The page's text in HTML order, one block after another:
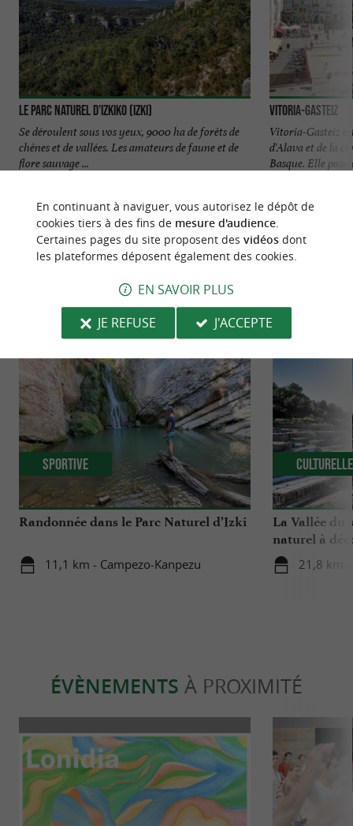
Le Parc Naturel d’Izkiko (Izki)
Se déroulent sous vos yeux, 9000 ha de forêts de
chênes et de vallées. Les amateurs de faune et de
flore sauvage ...
Vitoria-Gasteiz
Vitoria-Gasteiz
d'Alava et de la
Basque. Elle
NOUS AVONS TESTÉPOUR VOUS
Randonnée dans le Parc Naturel d’Izki
11,1 km - Campezo-Kanpezu
Sportive
La Vallée du
naturel à
21,8 km
Culturelle
ÉVÈNEMENTS À PROXIMITÉ
En continuant à naviguer, vous autorisez le dépôt de
cookies tiers à des fins de mesure d'audience.
Certaines pages du site proposent des vidéosdont
les plateformes déposent également des cookies.
EN SAVOIR PLUS
JE REFUSE
J'ACCEPTE